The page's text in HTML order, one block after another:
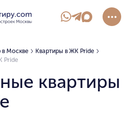
в Москве
Квартиры в ЖК Pride
Pride
квартиры